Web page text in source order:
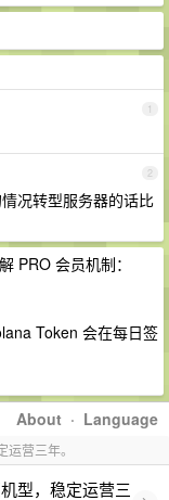
1
2
况转型服务器的话比
PRO 会员机制：
Token 会在每日签
About · Language
营三年。
型，稳定运营三